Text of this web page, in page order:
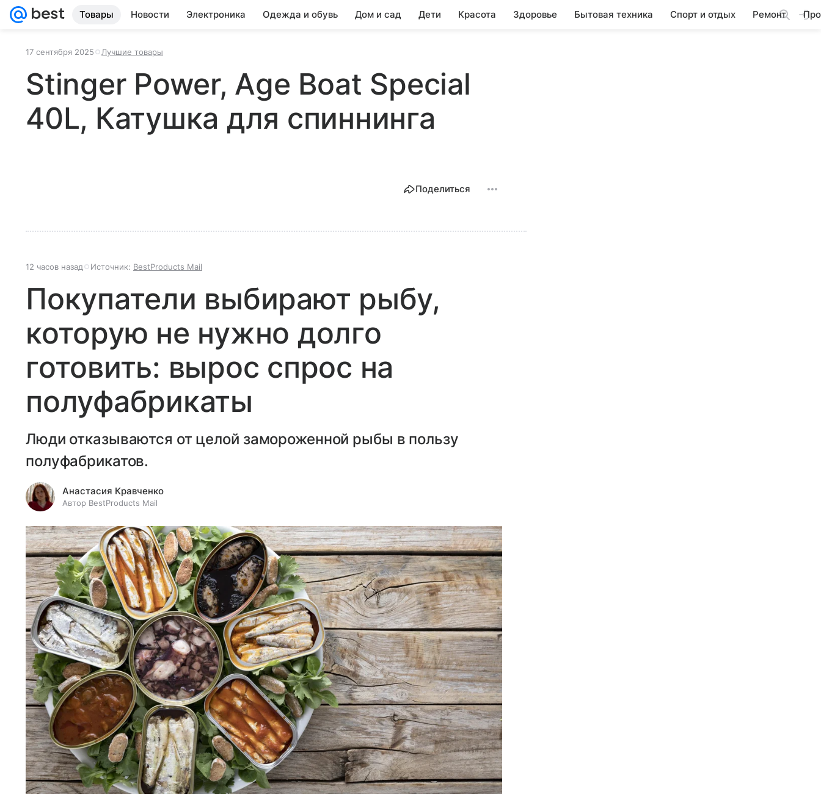
Товары Новости Электроника Одежда и обувь Дом и сад Дети Красота Здоровье Бытовая техника Спорт и отдых Ремонт
17 сентября 2025 Лучшие товары
Stinger Power, Age Boat Special
40L, Катушка для спиннинга
Поделиться
12 часов назад Источник: BestProducts Mail
Покупатели выбирают рыбу,
которую не нужно долго
готовить: вырос спрос на
полуфабрикаты
Люди отказываются от целой замороженной рыбы в пользу
полуфабрикатов.
Анастасия Кравченко
Автор BestProducts Mail